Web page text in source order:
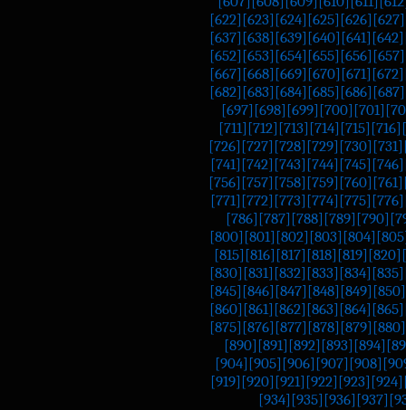
[622] [623] [624] [625] [626] [627]
[637] [638] [639] [640] [641] [642]
[652] [653] [654] [655] [656] [657]
[667] [668] [669] [670] [671] [672]
[682] [683] [684] [685] [686] [687]
[697] [698] [699] [700] [701]
[711] [712] [713] [714] [715] [716]
[726] [727] [728] [729] [730] [731]
[741] [742] [743] [744] [745] [746]
[756] [757] [758] [759] [760] [761]
[771] [772] [773] [774] [775] [776]
[786] [787] [788] [789] [790]
[800] [801] [802] [803] [804]
[815] [816] [817] [818] [819] [820]
[830] [831] [832] [833] [834] [835]
[845] [846] [847] [848] [849] [850]
[860] [861] [862] [863] [864] [865]
[875] [876] [877] [878] [879] [880]
[890] [891] [892] [893] [894]
[904] [905] [906] [907] [908]
[919] [920] [921] [922] [923] [924]
[934] [935] [936] [937]